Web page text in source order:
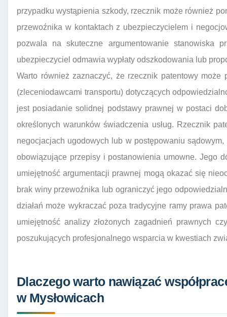
przypadku wystąpienia szkody, rzecznik może również
przewoźnika w kontaktach z ubezpieczycielem i
pozwala na skuteczne argumentowanie stanowiska
ubezpieczyciel odmawia wypłaty odszkodowania lub
Warto również zaznaczyć, że rzecznik patentowy
(zleceniodawcami transportu) dotyczących
jest posiadanie solidnej podstawy prawnej w postaci
określonych warunków świadczenia usług. Rzecznik
negocjacjach ugodowych lub w postępowaniu
obowiązujące przepisy i postanowienia umowne. Jego
umiejętność argumentacji prawnej mogą okazać się
brak winy przewoźnika lub ograniczyć jego
działań może wykraczać poza tradycyjne ramy prawa
umiejętność analizy złożonych zagadnień prawnych
poszukujących profesjonalnego wsparcia w kwestiach
Dlaczego warto nawiązać
w Mysłowicach